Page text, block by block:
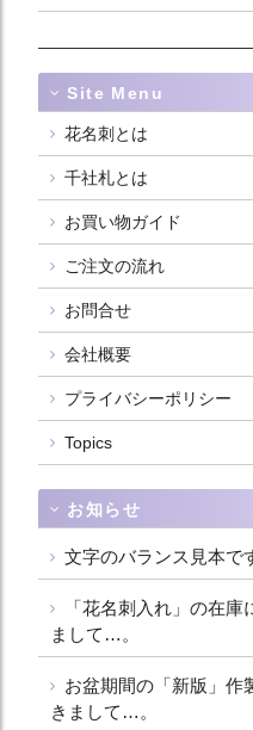
Site Menu
花名刺とは
千社札とは
お買い物ガイド
ご注文の流れ
お問合せ
会社概要
プライバシーポリシー
Topics
お知らせ
文字のバランス見本で
「花名刺入れ」の在庫
まして…。
お盆期間の「新版」作
きまして…。